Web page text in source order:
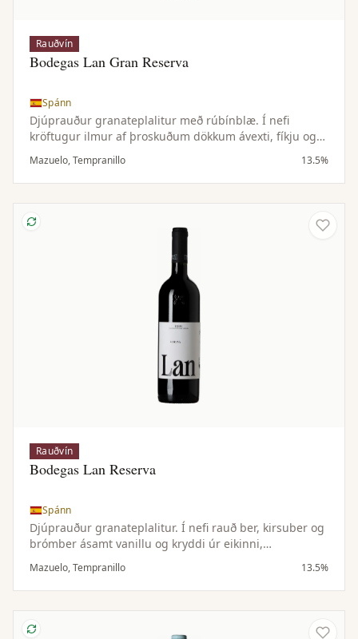
Rauðvín
Bodegas Lan Gran Reserva
Spánn
Djúprauður granateplalitur með rúbínblæ. Í nefi
kröftugur ilmur af þroskuðum dökkum ávexti, fíkju og
rúsínum ásamt krydduðum og reykkenndum tónum.
Samræmt og vel jafnvægt í munni með mjúkum
tannínum og löngu eftirbragði sem ítrekar þroskaðan
Mazuelo, Tempranillo 13.5%
Rauðvín
Bodegas Lan Reserva
Spánn
Djúprauður granateplalitur. Í nefi rauð ber, kirsuber og
brómber ásamt vanillu og kryddi úr eikinni,
líkjörsblautum kirsuberjum, svörtum pipar, tröllatré og
fíkju. Silkimjúk og vel ofin tannín og balsamísk sýra
styðja fulla fyllingu. Þétt byggt, holdugt og
löngu eftirbragði.
Mazuelo, Tempranillo 13.5%